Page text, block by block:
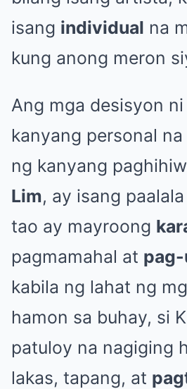
isang individual na
kung anong meron
Ang mga desisyon
kanyang personal
ng kanyang
Lim, ay isang
tao ay mayroong
pagmamahal at pag-
kabila ng lahat ng
hamon sa buhay, si
patuloy na nagiging
lakas, tapang, at